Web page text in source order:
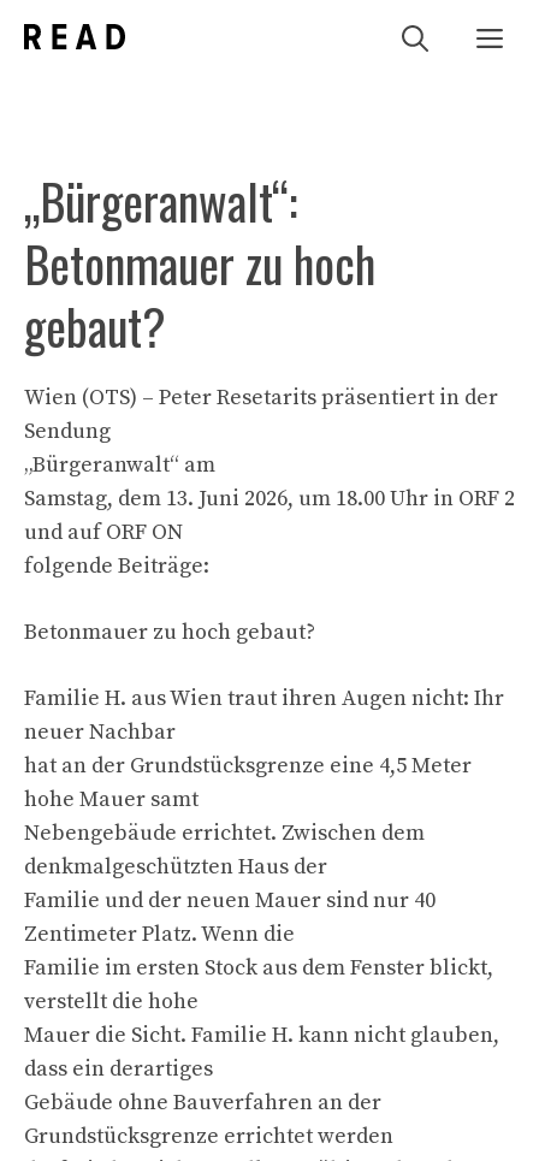
Inhalt
„Bürgeranwalt“:
Betonmauer zu hoch
gebaut?
Wien (OTS) – Peter Resetarits präsentiert in der
Sendung
„Bürgeranwalt“ am
Samstag, dem 13. Juni 2026, um 18.00 Uhr in ORF 2
und auf ORF ON
folgende Beiträge:
Betonmauer zu hoch gebaut?
Familie H. aus Wien traut ihren Augen nicht: Ihr
neuer Nachbar
hat an der Grundstücksgrenze eine 4,5 Meter
hohe Mauer samt
Nebengebäude errichtet. Zwischen dem
denkmalgeschützten Haus der
Familie und der neuen Mauer sind nur 40
Zentimeter Platz. Wenn die
Familie im ersten Stock aus dem Fenster blickt,
verstellt die hohe
Mauer die Sicht. Familie H. kann nicht glauben,
dass ein derartiges
Gebäude ohne Bauverfahren an der
Grundstücksgrenze errichtet werden